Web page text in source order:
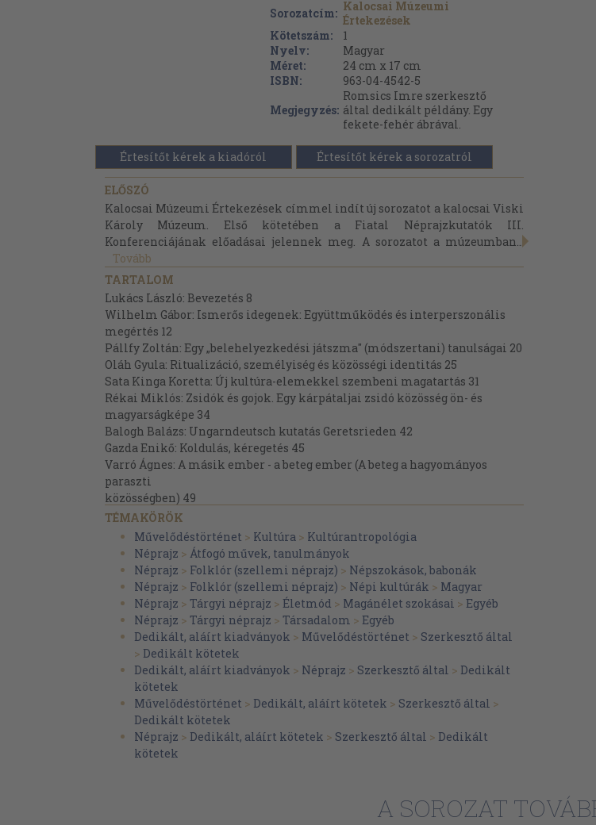
Sorozatcím: Kalocsai Múzeumi
Értekezések
Kötetszám:
1
Nyelv:
Magyar
Méret:
24 cm x 17 cm
ISBN:
963-04-4542-5
Megjegyzés:
Romsics Imre szerkesztő
által dedikált példány. Egy
fekete-fehér ábrával.
Értesítőt kérek a kiadóról Értesítőt kérek a sorozatról
ELŐSZÓ
Kalocsai Múzeumi Értekezések címmel indít új sorozatot a kalocsai Viski
Károly Múzeum. Első kötetében a Fiatal Néprajzkutatók III.
Konferenciájának előadásai jelennek meg. A sorozatot a múzeumban...
Tovább
TARTALOM
Lukács László: Bevezetés 8
Wilhelm Gábor: Ismerős idegenek: Együttműködés és interperszonális
megértés 12
Pállfy Zoltán: Egy „belehelyezkedési játszma" (módszertani) tanulságai 20
Oláh Gyula: Ritualizáció, személyiség és közösségi identitás 25
Sata Kinga Koretta: Új kultúra-elemekkel szembeni magatartás 31
Rékai Miklós: Zsidók és gojok. Egy kárpátaljai zsidó közösség ön- és
magyarságképe 34
Balogh Balázs: Ungarndeutsch kutatás Geretsrieden 42
Gazda Enikő: Koldulás, kéregetés 45
Varró Ágnes: A másik ember - a beteg ember (A beteg a hagyományos
paraszti
közösségben) 49
Koltay Erika: Népi gyógyító specialisták vagy természetgyógyászok? 53
Kálmán Ferenc: A kisgyermekkor hagyományai Nagypaládon 65
Benedek Huszár János: Gorzafalvi fazekasság napjainkban 70
Nagy Janka Teodóra: Az egyén szerepe a jogi népszokások alakulásában 73
P. Szojka Emese - Vizin Antal: „Kraljice" - a bajai bunyevácok pünkösdi
királynőjárása 80
Magyari Márta: Ellentétes értékrendek találkozása egy görög katolikus
közösségben 99
Dobó Márta: Az ibrányi „piritiszták" megalakulásáról 104
Sándor Ildikó: Milyenek a „szent emberek"? 109
Pusztai Bertalan: Smajda István élete és tevékenysége 113
Nagy Abonyi Ágnes - Kovacev Olga: Molnár Mihály pásztorlegény - Szent
Misi 120
Kálmán Ferenc: A kárpátaljai magyar néprajzkutatásról 130
Hozzászólások 133
TÉMAKÖRÖK
Művelődéstörténet > Kultúra > Kultúrantropológia
Néprajz > Átfogó művek, tanulmányok
Néprajz > Folklór (szellemi néprajz) > Népszokások, babonák
Néprajz > Folklór (szellemi néprajz) > Népi kultúrák > Magyar
Néprajz > Tárgyi néprajz > Életmód > Magánélet szokásai > Egyéb
Néprajz > Tárgyi néprajz > Társadalom > Egyéb
Dedikált, aláírt kiadványok > Művelődéstörténet > Szerkesztő által
> Dedikált kötetek
Dedikált, aláírt kiadványok > Néprajz > Szerkesztő által > Dedikált
kötetek
Művelődéstörténet > Dedikált, aláírt kötetek > Szerkesztő által >
Dedikált kötetek
Néprajz > Dedikált, aláírt kötetek > Szerkesztő által > Dedikált
kötetek
A SOROZAT